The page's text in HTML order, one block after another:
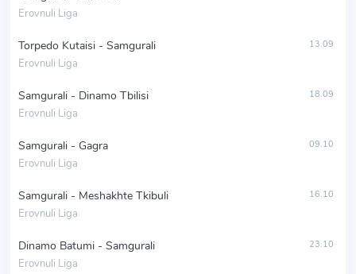
Erovnuli Liga
Torpedo Kutaisi - Samgurali
Erovnuli Liga
13.09
Samgurali - Dinamo Tbilisi
Erovnuli Liga
18.09
Samgurali - Gagra
Erovnuli Liga
09.10
Samgurali - Meshakhte Tkibuli
Erovnuli Liga
16.10
Dinamo Batumi - Samgurali
Erovnuli Liga
23.10